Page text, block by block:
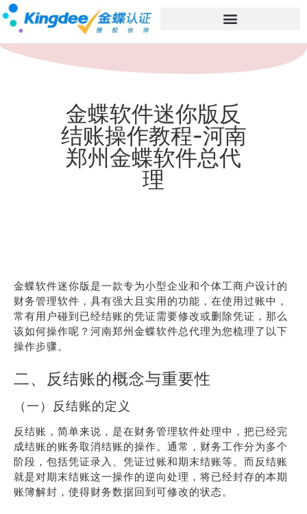
金蝶软件迷你版反
结账操作教程-河南
郑州金蝶软件总代
理
金蝶软件迷你版是一款专为小型企业和个体工商户设计的
财务管理软件，具有强大且实用的功能，在使用过账中，
常有用户碰到已经结账的凭证需要修改或删除凭证，那么
该如何操作呢？河南郑州金蝶软件总代理为您梳理了以下
操作步骤。
二、反结账的概念与重要性
（一）反结账的定义
反结账，简单来说，是在财务管理软件处理中，把已经完
成结账的账务取消结账的操作。通常，财务工作分为多个
阶段，包括凭证录入、凭证过账和期末结账等。而反结账
就是对期末结账这一操作的逆向处理，将已经封存的本期
账簿解封，使得财务数据回到可修改的状态。